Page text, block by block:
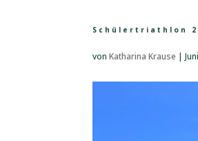
Schülertriathlon
vonKatharina Krause |